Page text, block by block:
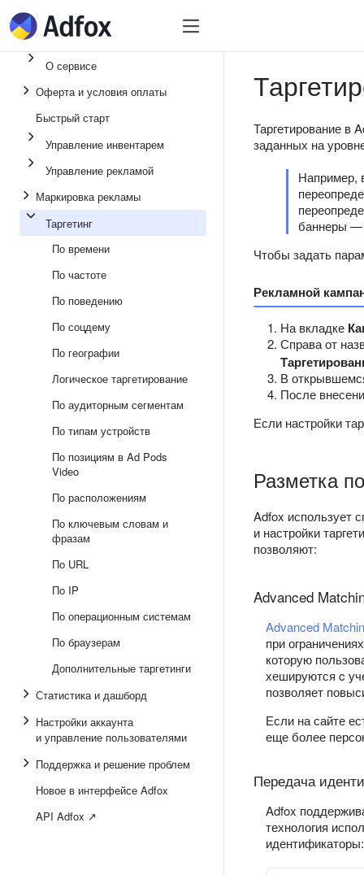
Быстрый старт
О сервисе
Оферта и условия оплаты
Быстрый старт
Управление инвентарем
Управление рекламой
Маркировка рекламы
Таргетинг
По времени
По частоте
По поведению
По соцдему
По географии
Логическое таргетирование
По аудиторным сегментам
По типам устройств
По позициям в Ad Pods
Video
По расположениям
По ключевым словам и
фразам
По URL
По IP
По операционным системам
По браузерам
Дополнительные таргетинги
Статистика и дашборд
Настройки аккаунта
и управление пользователями
Поддержка и решение проблем
Новое в интерфейсе Adfox
API Adfox ↗
Таргетирование в
заданных на
Например,
баннеры —
Чтобы задать
Рекламной
На вкладке
Справа от
В
После
Если настройки
Разметка
Adfox использует
и настройки
позволяют:
Advanced
Advanced
при
которую
хешируются c
позволяет
Если на сайте
еще более
Передача
Adfox
технология
идентификаторы: